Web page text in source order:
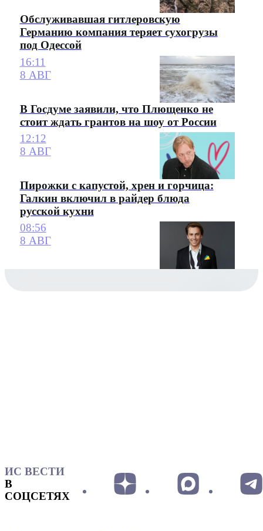
Обслуживавшая гитлеровскую
Германию компания теряет сухогрузы
под Одессой
16:11
8 АВГ
В Госдуме заявили, что Плющенко не
стоит ждать грантов на шоу от России
12:12
8 АВГ
Пирожки с капустой, хрен и горчица:
Галкин включил в райдер блюда
русской кухни
08:56
8 АВГ
ИС ВЕСТИ
В
СОЦСЕТЯХ